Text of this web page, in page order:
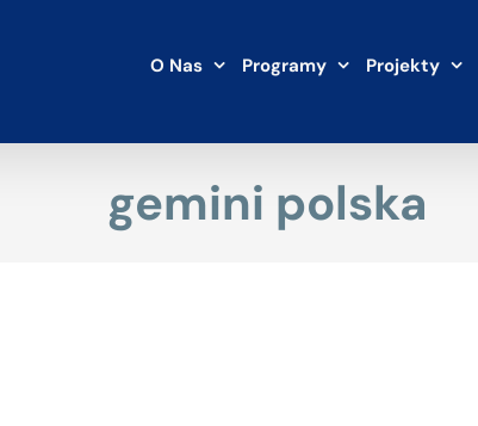
O Nas Programy Projekty
gemini polska